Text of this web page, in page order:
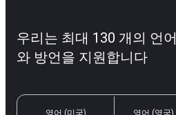
우리는 최대 130 개의 언어
와 방언을 지원합니다
영어 (미국) 영어 (영국)